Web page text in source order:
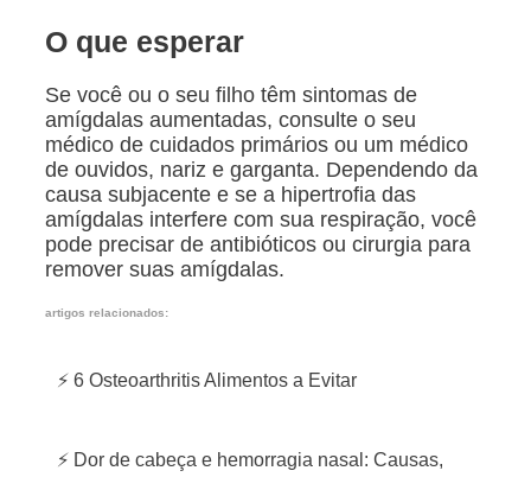
O que esperar
Se você ou o seu filho têm sintomas de
amígdalas aumentadas, consulte o seu
médico de cuidados primários ou um médico
de ouvidos, nariz e garganta. Dependendo da
causa subjacente e se a hipertrofia das
amígdalas interfere com sua respiração, você
pode precisar de antibióticos ou cirurgia para
remover suas amígdalas.
artigos relacionados:
⚡ 6 Osteoarthritis Alimentos a Evitar
⚡ Dor de cabeça e hemorragia nasal: Causas,